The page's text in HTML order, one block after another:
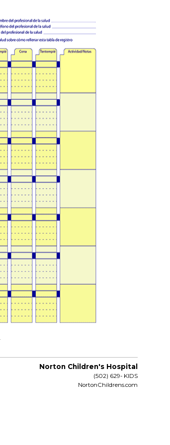
Norton Children's Hospital
(502) 629- KIDS
NortonChildrens.com